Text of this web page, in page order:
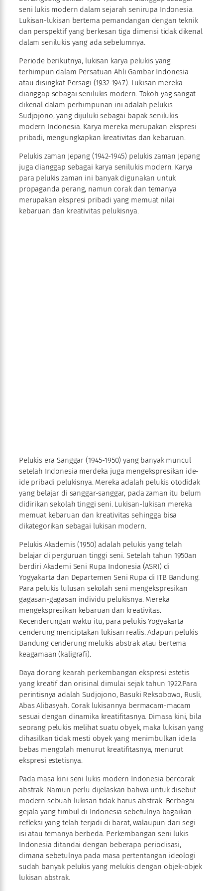
seni lukis modern dalam sejarah senirupa Indonesia.
Lukisan-lukisan bertema pemandangan dengan teknik
dan perspektif yang berkesan tiga dimensi tidak dikenal
dalam senilukis yang ada sebelumnya.
Periode berikutnya, lukisan karya pelukis yang
terhimpun dalam Persatuan Ahli Gambar Indonesia
atau disingkat Persagi (1932-1947). Lukisan mereka
dianggap sebagai senilukis modern. Tokoh yag sangat
dikenal dalam perhimpunan ini adalah pelukis
Sudjojono, yang dijuluki sebagai bapak senilukis
modern Indonesia. Karya mereka merupakan ekspresi
pribadi, mengungkapkan kreativitas dan kebaruan.
Pelukis zaman Jepang (1942-1945) pelukis zaman Jepang
juga dianggap sebagai karya senilukis modern. Karya
para pelukis zaman ini banyak digunakan untuk
propaganda perang, namun corak dan temanya
merupakan ekspresi pribadi yang memuat nilai
kebaruan dan kreativitas pelukisnya.
Pelukis era Sanggar (1945-1950) yang banyak muncul
setelah Indonesia merdeka juga mengekspresikan ide-
ide pribadi pelukisnya. Mereka adalah pelukis otodidak
yang belajar di sanggar-sanggar, pada zaman itu belum
didirikan sekolah tinggi seni. Lukisan-lukisan mereka
memuat kebaruan dan kreativitas sehingga bisa
dikategorikan sebagai lukisan modern.
Pelukis Akademis (1950) adalah pelukis yang telah
belajar di perguruan tinggi seni. Setelah tahun 1950an
berdiri Akademi Seni Rupa Indonesia (ASRI) di
Yogyakarta dan Departemen Seni Rupa di ITB Bandung.
Para pelukis lulusan sekolah seni mengekspresikan
gagasan-gagasan individu pelukisnya. Mereka
mengekspresikan kebaruan dan kreativitas.
Kecenderungan waktu itu, para pelukis Yogyakarta
cenderung menciptakan lukisan realis. Adapun pelukis
Bandung cenderung melukis abstrak atau bertema
keagamaan (kaligrafi).
Daya dorong kearah perkembangan ekspresi estetis
yang kreatif dan orisinal dimulai sejak tahun 1922.Para
perintisnya adalah Sudjojono, Basuki Reksobowo, Rusli,
Abas Alibasyah. Corak lukisannya bermacam-macam
sesuai dengan dinamika kreatifitasnya. Dimasa kini, bila
seorang pelukis melihat suatu obyek, maka lukisan yang
dihasilkan tidak mesti obyek yang menimbulkan ide.Ia
bebas mengolah menurut kreatifitasnya, menurut
ekspresi estetisnya.
Pada masa kini seni lukis modern Indonesia bercorak
abstrak. Namun perlu dijelaskan bahwa untuk disebut
modern sebuah lukisan tidak harus abstrak. Berbagai
gejala yang timbul di Indonesia sebetulnya bagaikan
refleksi yang telah terjadi di barat, walaupun dari segi
isi atau temanya berbeda. Perkembangan seni lukis
Indonesia ditandai dengan beberapa periodisasi,
dimana sebetulnya pada masa pertentangan ideologi
sudah banyak pelukis yang melukis dengan objek-objek
lukisan abstrak.